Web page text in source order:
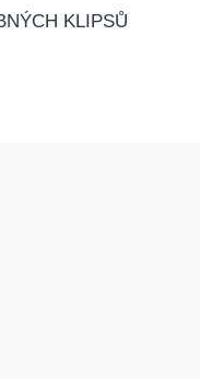
KLIPSŮ